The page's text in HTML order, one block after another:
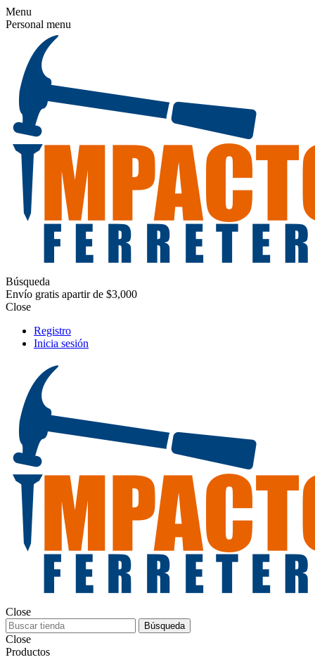
Menu
Personal menu
Búsqueda
Envío gratis apartir de $3,000
Close
Registro
Inicia sesión
Close
Búsqueda
Close
Productos